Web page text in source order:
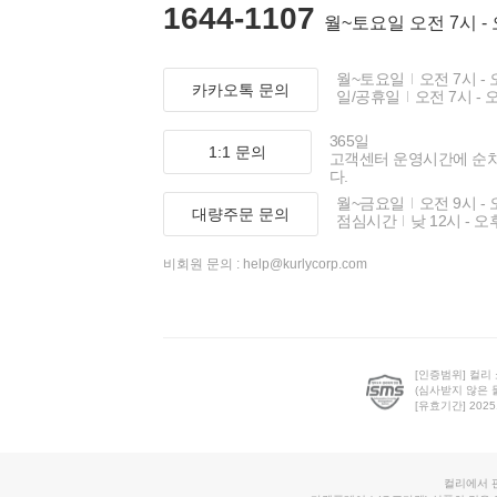
1644-1107 월~토요일 오전 7시 -
카카오톡 문의
월~토요일
오전 7시 -
일/공휴일
오전 7시 -
1:1 문의
365일
고객센터 운영시간에 순
다.
대량주문 문의
월~금요일
오전 9시 -
점심시간
낮 12시 - 오
비회원 문의 : help@kurlycorp.com
[인증범위] 컬리
(심사받지 않은
[유효기간]
컬리에서